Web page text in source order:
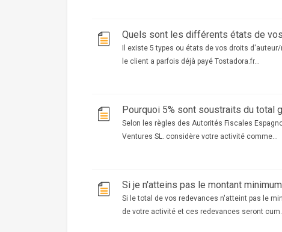
Quels sont les différents états de
Il existe 5 types ou états de vos droits
le client a parfois déjà payé Tostadora.fr...
Pourquoi 5% sont soustraits du total
Selon les règles des Autorités Fiscales
Ventures SL. considère votre activité comme...
Si je n'atteins pas le montant
Si le total de vos redevances n'atteint pas le
de votre activité et ces redevances seront